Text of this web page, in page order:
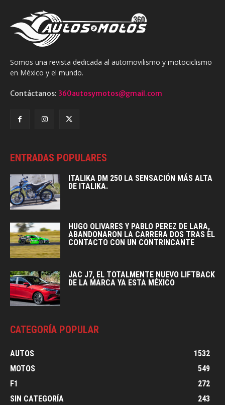
Somos una revista dedicada al automovilismo y motociclismo
en México y el mundo.
Contáctanos: 360autosymotos@gmail.com
ENTRADAS POPULARES
ITALIKA DM 250 LA SENSACIÓN MÁS ALTA
DE ITALIKA.
HUGO OLIVARES Y PABLO PEREZ DE LARA,
ABANDONARON LA CARRERA DOS TRAS EL
CONTACTO CON UN CONTRINCANTE
JAC J7, EL TOTALMENTE NUEVO LIFTBACK
DE LA MARCA YA ESTA MÉXICO
CATEGORÍA POPULAR
AUTOS
1532
MOTOS
549
F1
272
SIN CATEGORÍA
243